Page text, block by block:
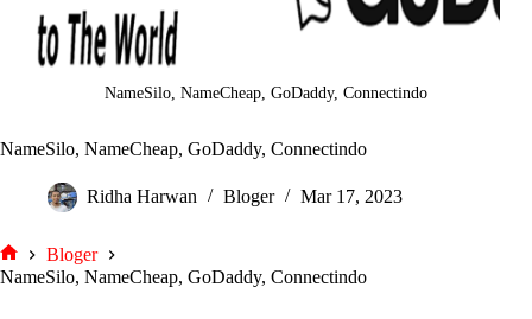
NameSilo, NameCheap, GoDaddy, Connectindo
NameSilo, NameCheap, GoDaddy, Connectindo
Ridha Harwan Bloger Mar 17, 2023
tarjiem
Bloger
NameSilo, NameCheap, GoDaddy, Connectindo